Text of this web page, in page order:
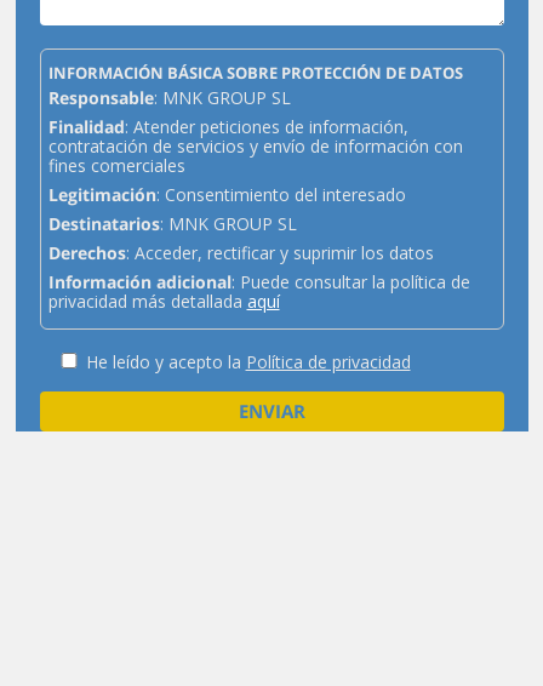
INFORMACIÓN BÁSICA SOBRE PROTECCIÓN DE DATOS
Responsable: MNK GROUP SL
Finalidad: Atender peticiones de información,
contratación de servicios y envío de información con
fines comerciales
Legitimación: Consentimiento del interesado
Destinatarios: MNK GROUP SL
Derechos: Acceder, rectificar y suprimir los datos
Información adicional: Puede consultar la política de
privacidad más detallada aquí
He leído y acepto la Política de privacidad